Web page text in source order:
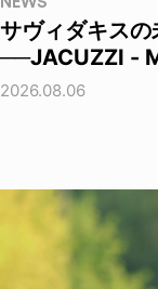
サヴィダキス
──JACUZZI -
2026.08.06